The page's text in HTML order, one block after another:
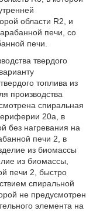
области R2, и
печи, со
печи.
твердого
топлива из
производства
спиральная
20a, в
без нагревания на
печи 2, в
из биомассы
из биомассы,
печи 2, быстро
спиральной
не предусмотрен
элемента на